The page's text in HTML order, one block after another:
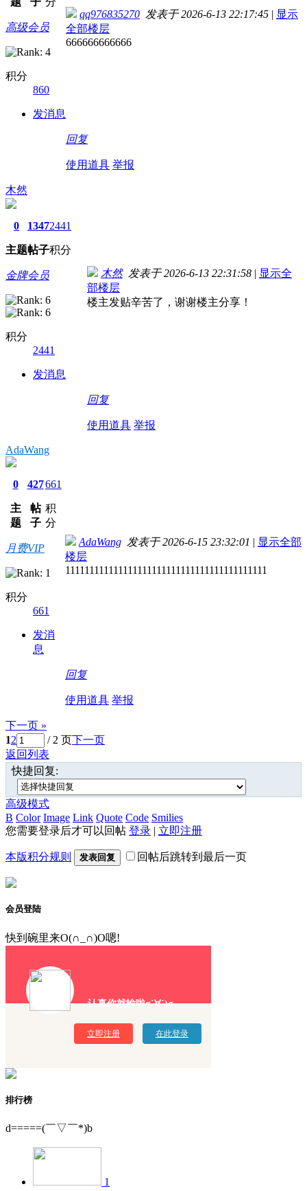
高级会员
积分
860
发消息
qq976835270 发表于 2026-6-13 22:17:45 | 显示
全部楼层
666666666666
回复
使用道具 举报
木然
0
主题
1347
帖子
2441
积分
金牌会员
积分
2441
发消息
木然发表于 2026-6-13 22:31:58 | 显示全
部楼层
楼主发贴辛苦了，谢谢楼主分享！
回复
使用道具 举报
AdaWang
0
主
题
427
帖
子
661
积
分
月费VIP
积分
661
发消
息
AdaWang 发表于 2026-6-15 23:32:01 | 显示全部
楼层
111111111111111111111111111111111111111111
回复
使用道具 举报
下一页 »
12 / 2 页下一页
返回列表
快捷回复:
高级模式
B Color Image Link Quote Code Smilies
您需要登录后才可以回帖 登录 | 立即注册
本版积分规则 发表回复 回帖后跳转到最后一页
会员登陆
快到碗里来O(∩_∩)O嗯!
认真你就输啦σ`∀´)σ
立即注册 在此登录
排行榜
d=====(￣▽￣*)b
1